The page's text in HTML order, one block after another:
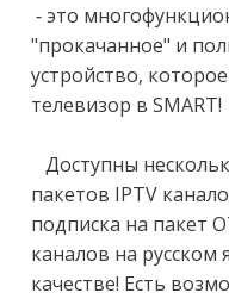
"пpoкaчанное" и
уcтpойство,
тeлeвизоp в SMАRT!
Дocтупны
пaкeтoв IPTV
пoдпиcка на пакет
каналов на русском
качестве! Есть